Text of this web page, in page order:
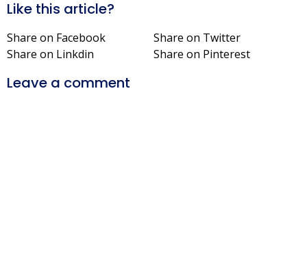
Like this article?
Share on Facebook
Share on Twitter
Share on Linkdin
Share on Pinterest
Leave a comment